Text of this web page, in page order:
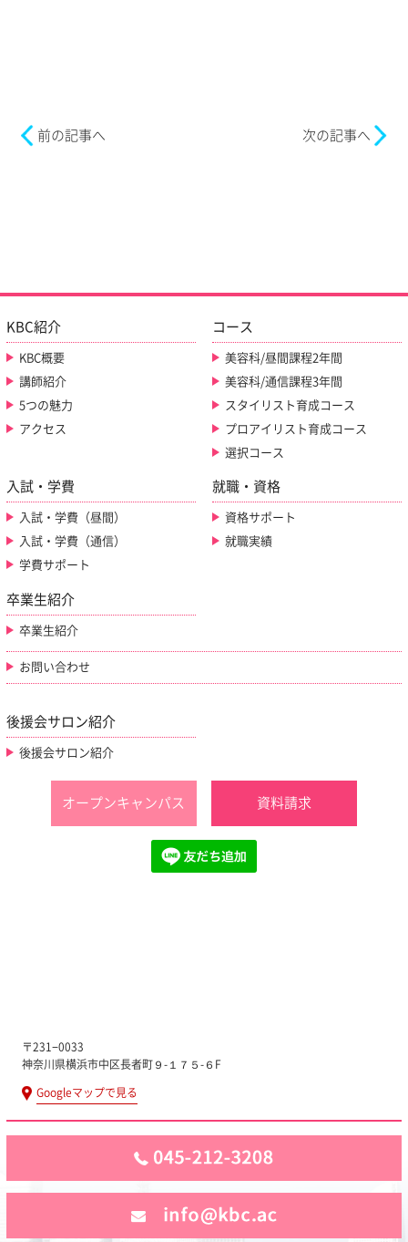
前の記事へ 次の記事へ
KBC紹介
KBC概要
講師紹介
5つの魅力
アクセス
コース
美容科/昼間課程2年間
美容科/通信課程3年間
スタイリスト育成コース
プロアイリスト育成コース
選択コース
入試・学費
入試・学費（昼間）
入試・学費（通信）
学費サポート
就職・資格
資格サポート
就職実績
卒業生紹介
卒業生紹介
お問い合わせ
後援会サロン紹介
後援会サロン紹介
オープンキャンパス 資料請求
〒231−0033
神奈川県横浜市中区長者町９-１７５-６F
Googleマップで見る